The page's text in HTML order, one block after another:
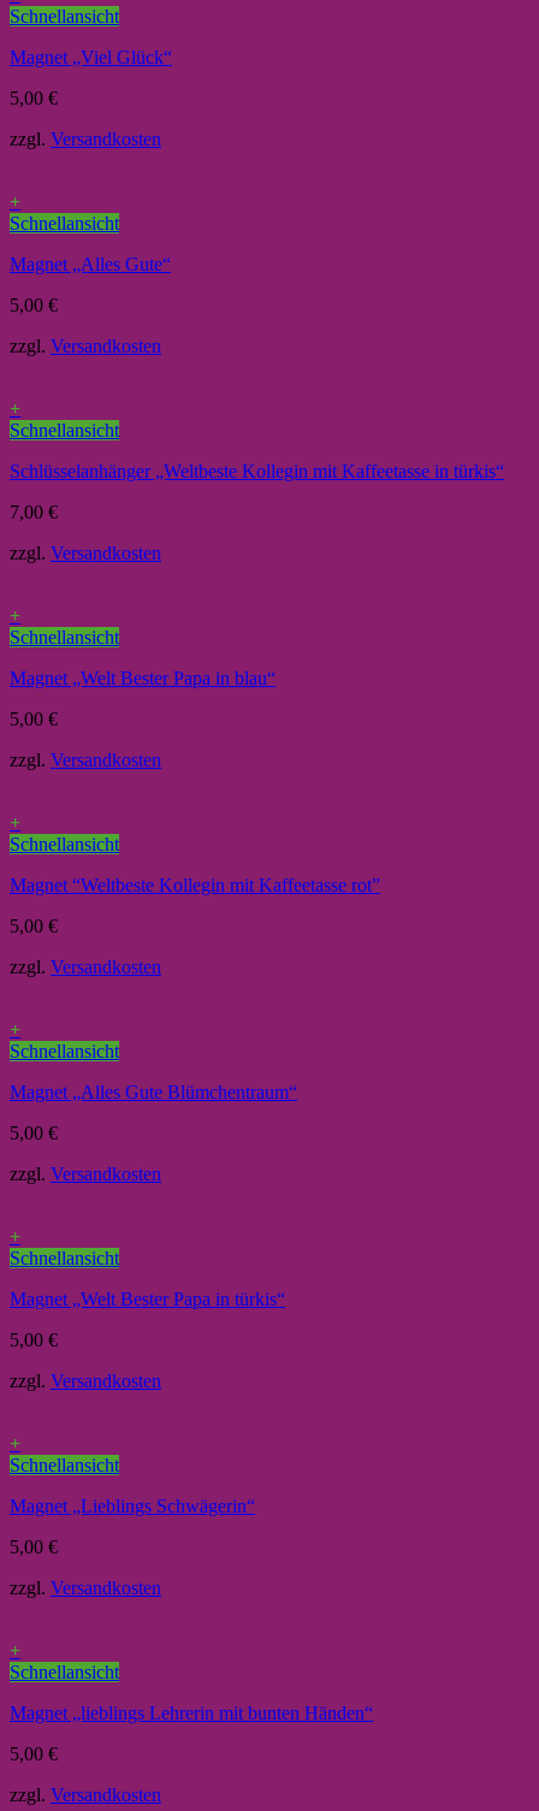
Schnellansicht
Magnet „Viel Glück“
5,00 €
zzgl. Versandkosten
+
Schnellansicht
Magnet „Alles Gute“
5,00 €
zzgl. Versandkosten
+
Schnellansicht
Schlüsselanhänger „Weltbeste Kollegin mit Kaffeetasse in türkis“
7,00 €
zzgl. Versandkosten
+
Schnellansicht
Magnet „Welt Bester Papa in blau“
5,00 €
zzgl. Versandkosten
+
Schnellansicht
Magnet “Weltbeste Kollegin mit Kaffeetasse rot”
5,00 €
zzgl. Versandkosten
+
Schnellansicht
Magnet „Alles Gute Blümchentraum“
5,00 €
zzgl. Versandkosten
+
Schnellansicht
Magnet „Welt Bester Papa in türkis“
5,00 €
zzgl. Versandkosten
+
Schnellansicht
Magnet „Lieblings Schwägerin“
5,00 €
zzgl. Versandkosten
+
Schnellansicht
Magnet „lieblings Lehrerin mit bunten Händen“
5,00 €
zzgl. Versandkosten